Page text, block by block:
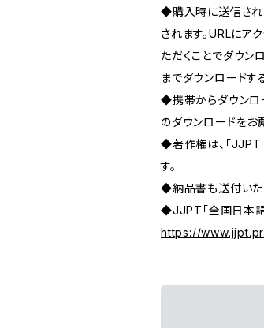
◆購入時に送信され
されます。URLにア
ただくことでダウン
までダウンロードす
◆携帯からダウンロ
のダウンロードをお
◆著作権は、「
す。
◆納品書も送付いた
◆JJPT「全国日本
https://